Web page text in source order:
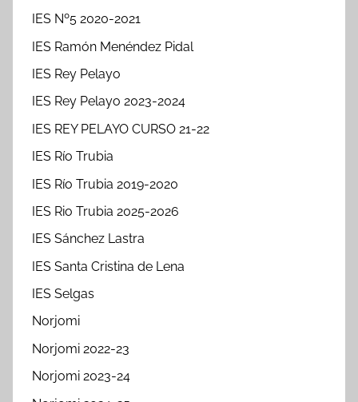
IES Nº5 2020-2021
IES Ramón Menéndez Pidal
IES Rey Pelayo
IES Rey Pelayo 2023-2024
IES REY PELAYO CURSO 21-22
IES Río Trubia
IES Río Trubia 2019-2020
IES Rio Trubia 2025-2026
IES Sánchez Lastra
IES Santa Cristina de Lena
IES Selgas
Norjomi
Norjomi 2022-23
Norjomi 2023-24